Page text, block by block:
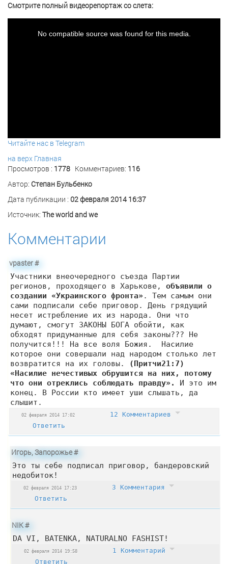
Смотрите полный видеорепортаж со слета:
No compatible source was found for this media.
Читайте нас в Telegram
на верх Главная
Просмотров : 1778 Комментариев: 116
Автор: Степан Бульбенко
Дата публикации : 02 февраля 2014 16:37
Источник: The world and we
Комментарии
vpaster#
Участники внеочередного съезда Партии
регионов, проходящего в Харькове, объявили о
создании «Украинского фронта». Тем самым они
сами подписали себе приговор. День грядущий
несет истребление их из народа. Они что
думают, смогут ЗАКОНЫ БОГА обойти, как
обходят придуманные для себя законы??? Не
получится!!! На все воля Божия. Насилие
которое они совершали над народом столько лет
возвратится на их головы.
(Притчи21:7)
«Насилие нечестивых обрушится на них, потому
что они отреклись соблюдать правду».
И это им
конец. В России кто имеет уши слышать, да
слышит.
02 февраля 2014 17:02
12 Комментариев
Ответить
Игорь, Запорожье#
Это ты себе подписал приговор, бандеровский
недобиток!
02 февраля 2014 17:23
3 Комментария
Ответить
NIK#
DA VI, BATENKA, NATURALNO FASHIST!
02 февраля 2014 19:58
1 Комментарий
Ответить